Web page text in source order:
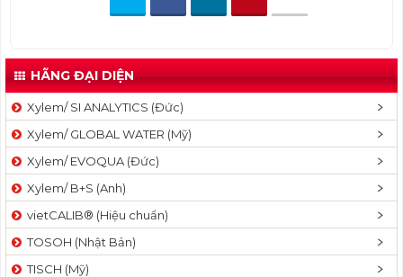
HÃNG ĐẠI DIỆN
Xylem/ SI ANALYTICS (Đức)
Xylem/ GLOBAL WATER (Mỹ)
Xylem/ EVOQUA (Đức)
Xylem/ B+S (Anh)
vietCALIB® (Hiệu chuẩn)
TOSOH (Nhật Bản)
TISCH (Mỹ)